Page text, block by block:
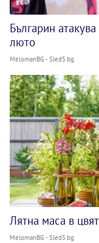
Българин
люто
MelomanBG - Sled5.bg
Лятна маса в
MelomanBG - Sled5.bg